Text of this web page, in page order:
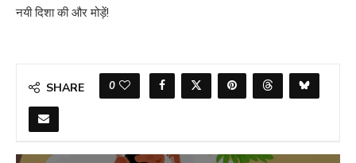
नयी दिशा की और मोड़ें!
SHARE 0